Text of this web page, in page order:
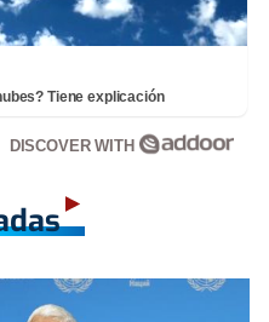
Tiene explicación
DISCOVER WITH